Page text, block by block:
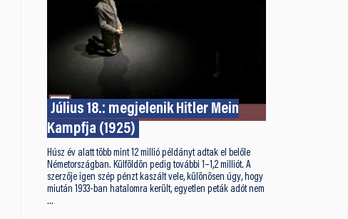
Július 18.: megjelenik Hitler Mein
Kampfja (1925)
Húsz év alatt több mint 12 millió példányt adtak el belőle
Németországban. Külföldön pedig további 1–1,2 milliót. A
szerzője igen szép pénzt kaszált vele, különösen úgy, hogy
miután 1933-ban hatalomra került, egyetlen peták adót nem
…